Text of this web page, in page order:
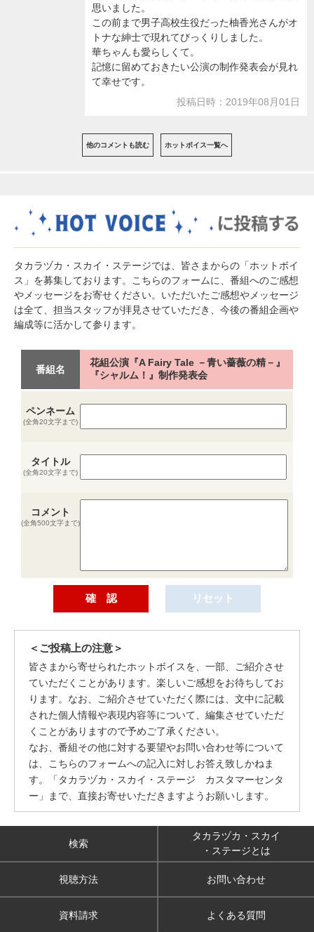
思いました。
この前まで男子高校生役だった柚香光さんがオ
トナな紳士で現れてびっくりしました。
華ちゃんも愛らしくて。
記憶に留めておきたい公演の制作発表会が見れ
て幸せです。
投稿日時：2019年08月01日
他のコメントも読む ホットボイス一覧へ
タカラヅカ・スカイ・ステージでは、皆さまからの「ホットボイ
ス」を募集しております。こちらのフォームに、番組へのご感想
やメッセージをお寄せください。いただいたご感想やメッセージ
は全て、担当スタッフが拝見させていただき、今後の番組企画や
編成等に活かして参ります。
番組名
花組公演『A Fairy Tale －青い薔薇の精－』
『シャルム！』制作発表会
ペンネーム
(全角20文字まで)
タイトル
(全角20文字まで)
コメント
(全角500文字まで)
＜ご投稿上の注意＞
皆さまから寄せられたホットボイスを、一部、ご紹介させ
ていただくことがあります。楽しいご感想をお待ちしてお
ります。なお、ご紹介させていただく際には、文中に記載
された個人情報や表現内容等について、編集させていただ
くことがありますので予めご了承ください。
なお、番組その他に対する要望やお問い合わせ等について
は、こちらのフォームへの記入に対しお答え致しかねま
す。「タカラヅカ・スカイ・ステージ カスタマーセンタ
ー」まで、直接お寄せいただきますようお願いします。
検索
タカラヅカ・スカイ
・ステージとは
視聴方法 お問い合わせ
資料請求 よくある質問